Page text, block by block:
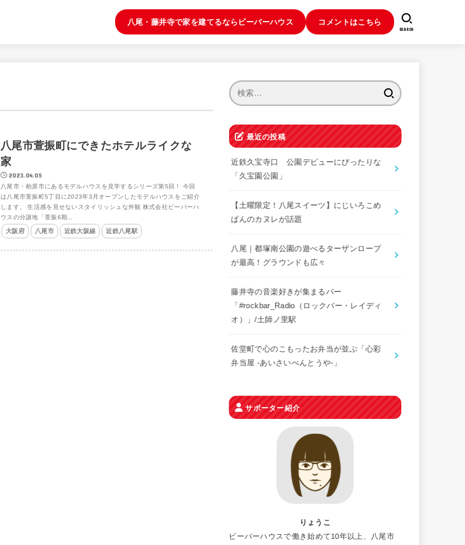
八尾・藤井寺で家を建てるならビーバーハウス コメントはこちら
SEARCH
八尾市萱振町にできたホテルライクな
家
2023.04.05
八尾市・柏原市にあるモデルハウスを見学するシリーズ第5回！ 今回
は八尾市萱振町5丁目に2023年3月オープンしたモデルハウスをご紹介
します。 生活感を見せないスタイリッシュな外観 株式会社ビーバーハ
ウスの分譲地「萱振6期...
大阪府 八尾市 近鉄大阪線 近鉄八尾駅
最近の投稿
近鉄久宝寺口 公園デビューにぴったりな
「久宝園公園」
【土曜限定！八尾スイーツ】にじいろこめ
ぱんのカヌレが話題
八尾｜都塚南公園の遊べるターザンロープ
が最高！グラウンドも広々
藤井寺の音楽好きが集まるバー
「#rockbar_Radio（ロックバー・レイディ
オ）」/土師ノ里駅
佐堂町で心のこもったお弁当が並ぶ「心彩
弁当屋 -あいさいべんとうや-」
サポーター紹介
りょうこ
ビーバーハウスで働き始めて10年以上、八尾市